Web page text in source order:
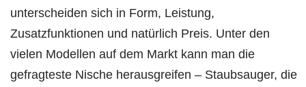
unterscheiden sich in Form, Leistung,
Zusatzfunktionen und natürlich Preis. Unter den
vielen Modellen auf dem Markt kann man die
gefragteste Nische herausgreifen – Staubsauger, die